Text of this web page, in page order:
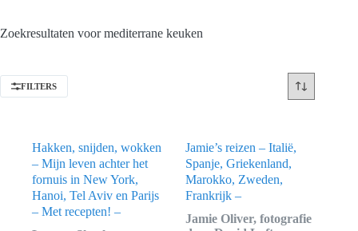
Zoekresultaten voor mediterrane keuken
FILTERS
Hakken, snijden, wokken
– Mijn leven achter het
fornuis in New York,
Hanoi, Tel Aviv en Parijs
– Met recepten! –
Jamie’s reizen – Italië,
Spanje, Griekenland,
Marokko, Zweden,
Frankrijk –
Jamie Oliver, fotografie